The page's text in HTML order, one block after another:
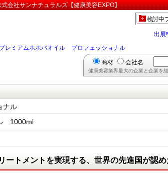
会社サンナチュラルズ【健康美容EXPO】
検討中
出展
プレミアムホホバオイル プロフェッショナル
商材 会社名
健康美容業界最大の企業と企業を
ナル
1000ml
ートメントを実現する、世界の先進国が認